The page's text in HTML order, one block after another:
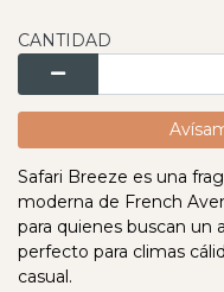
CANTIDAD
Safari Breeze es una
moderna de French
para quienes buscan un
perfecto para climas
casual.